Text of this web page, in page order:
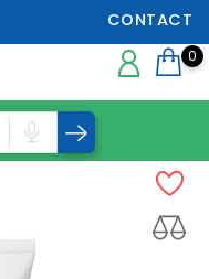
CONTACT
0